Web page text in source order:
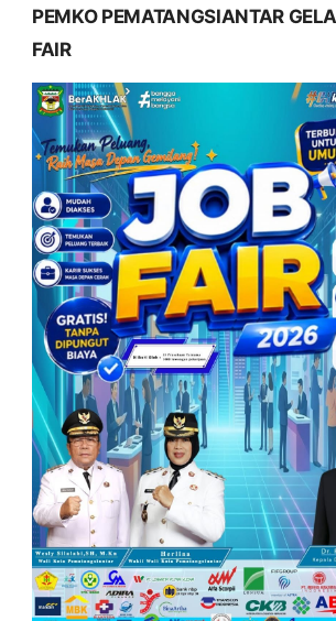
PEMKO PEMATANGSIANTAR
FAIR